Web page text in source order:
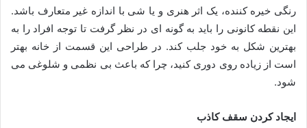
رنگی خیره‌ کننده، یک اثر هنری و یا شی با اندازه غیر متعارف باشد.
این نقطه کانونی را باید به گونه ای در نظر گرفت تا توجه افراد را به
بهترین شکل به خود جلب کند. در طراحی این قسمت از خانه بهتر
است از زیاده روی دوری کنید، چرا که باعث بی نظمی و شلوغی می
شود.
ایجاد کردن سقف کاذب